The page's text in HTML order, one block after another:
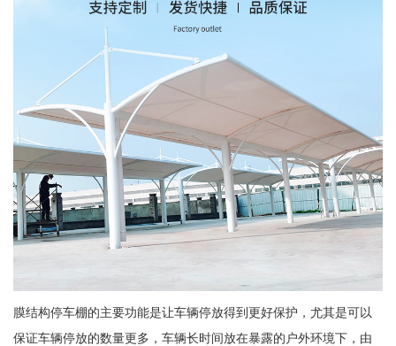
膜结构停车棚的主要功能是让车辆停放得到更好保护，尤其是可以
保证车辆停放的数量更多，车辆长时间放在暴露的户外环境下，由